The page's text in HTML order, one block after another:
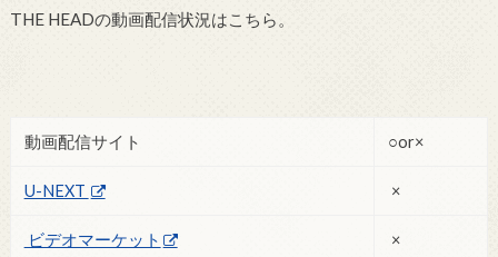
THE HEADの動画配信状況はこちら。
動画配信サイト ○or×
U-NEXT ×
ビデオマーケット ×